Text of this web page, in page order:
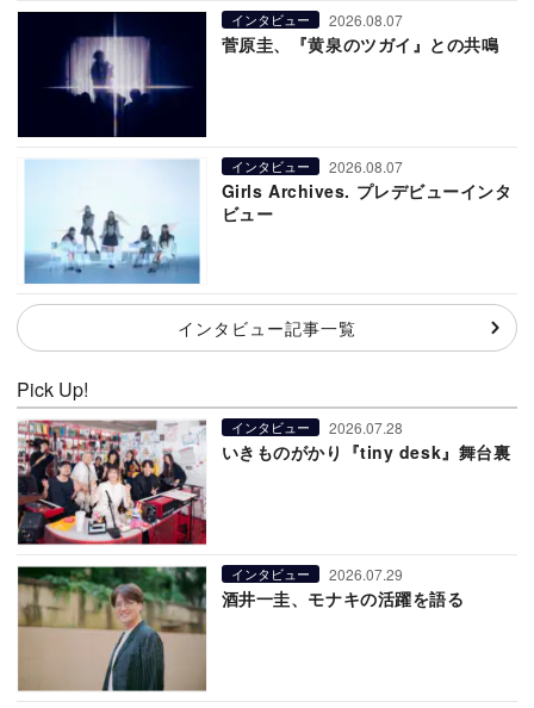
インタビュー 2026.08.07
菅原圭、『黄泉のツガイ』との共鳴
インタビュー 2026.08.07
Girls Archives. プレデビューインタ
ビュー
インタビュー記事一覧
Pick Up!
インタビュー 2026.07.28
いきものがかり『tiny desk』舞台裏
インタビュー 2026.07.29
酒井一圭、モナキの活躍を語る